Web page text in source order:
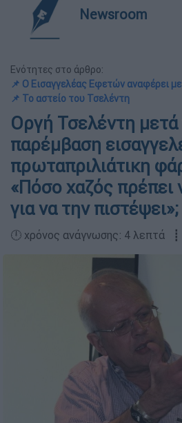
Newsroom
Ενότητες στο άρθρο:
📌 Ο Εισαγγελέας Εφετών αναφέρει
📌 Το αστείο του Τσελέντη
Οργή Τσελέντη μετά
παρέμβαση
πρωταπριλιάτικη
«Πόσο χαζός πρέπει
για να την πιστέψει»;
🕛 χρόνος ανάγνωσης: 4 λεπτά ┋